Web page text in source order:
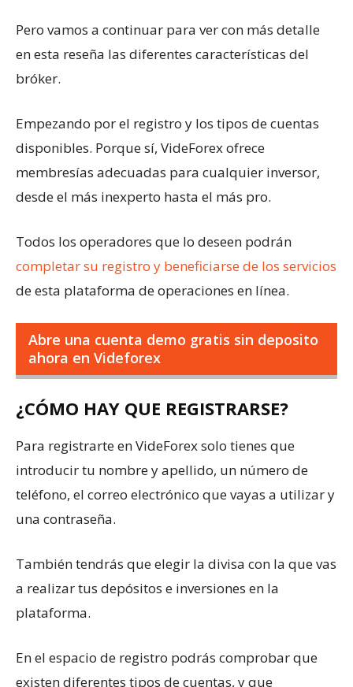
Pero vamos a continuar para ver con más detalle
en esta reseña las diferentes características del
bróker.
Empezando por el registro y los tipos de cuentas
disponibles. Porque sí, VideForex ofrece
membresías adecuadas para cualquier inversor,
desde el más inexperto hasta el más pro.
Todos los operadores que lo deseen podrán
completar su registro y beneficiarse de los servicios
de esta plataforma de operaciones en línea.
Abre una cuenta demo gratis sin deposito
ahora en Videforex
¿CÓMO HAY QUE REGISTRARSE?
Para registrarte en VideForex solo tienes que
introducir tu nombre y apellido, un número de
teléfono, el correo electrónico que vayas a utilizar y
una contraseña.
También tendrás que elegir la divisa con la que vas
a realizar tus depósitos e inversiones en la
plataforma.
En el espacio de registro podrás comprobar que
existen diferentes tipos de cuentas, y que